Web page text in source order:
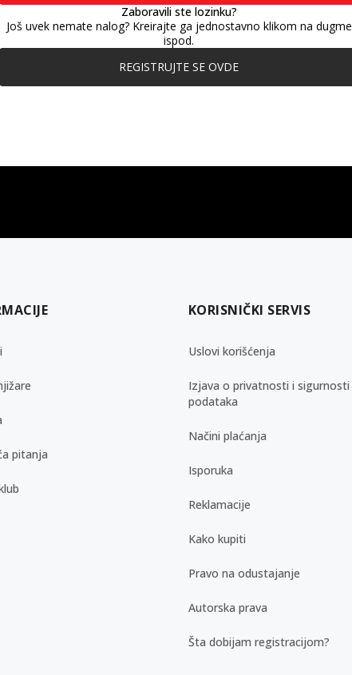
Zaboravili ste lozinku?
Još uvek nemate nalog? Kreirajte ga jednostavno klikom na dugme
ispod.
REGISTRUJTE SE OVDE
pitanja
KORISNIČKI SERVIS
Uslovi korišćenja
Izjava o privatnosti i sigurnosti
podataka
Načini plaćanja
Isporuka
Reklamacije
Kako kupiti
Pravo na odustajanje
Autorska prava
Šta dobijam registracijom?